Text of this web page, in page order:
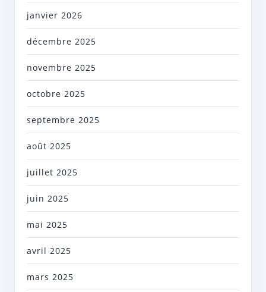
janvier 2026
décembre 2025
novembre 2025
octobre 2025
septembre 2025
août 2025
juillet 2025
juin 2025
mai 2025
avril 2025
mars 2025